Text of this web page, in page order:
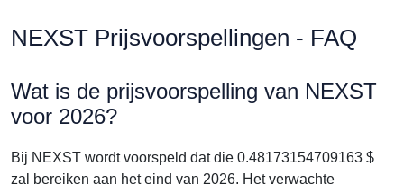
NEXST Prijsvoorspellingen - FAQ
Wat is de prijsvoorspelling van NEXST
voor 2026?
Bij NEXST wordt voorspeld dat die 0.48173154709163 $
zal bereiken aan het eind van 2026. Het verwachte